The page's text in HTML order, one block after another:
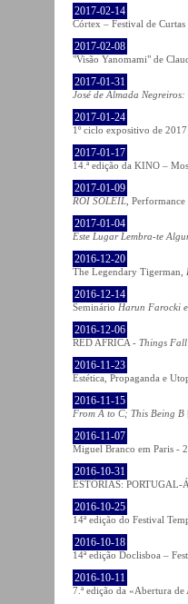
2017-02-14
Córtex – Festival de
2017-02-08
"Visão Yanomami" de
2017-01-31
José de Almada
2017-01-24
1º ciclo expositivo de
2017-01-17
14.ª edição da KINO –
2017-01-09
ROI SOLEIL ,
2017-01-04
Este Lugar Lembra-te
2016-12-20
The Legendary Tigerman,
2016-12-14
Seminário Harun Farocki
2016-12-06
RED AFRICA - Things
2016-11-23
Estética, Propaganda e
2016-11-15
From A to C; This Being B
2016-11-07
Miguel Branco em Paris -
2016-10-31
ESTÓRIAS: PORTUGAL-
2016-10-25
14ª edição do Festival
2016-10-18
14ª edição Doclisboa –
2016-10-11
7.ª edição da «Abertura